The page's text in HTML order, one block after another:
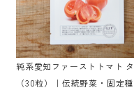
純系愛知ファーストトマト
（30粒）｜伝統野菜・固定種